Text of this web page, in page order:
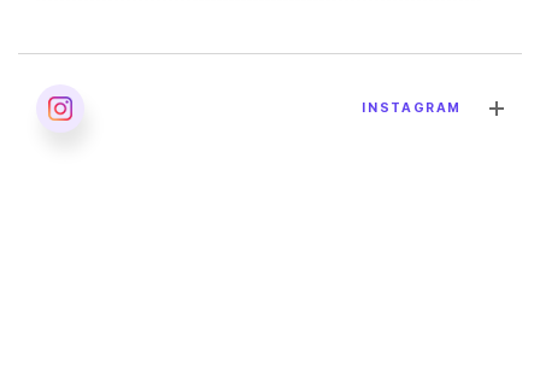
INSTAGRAM